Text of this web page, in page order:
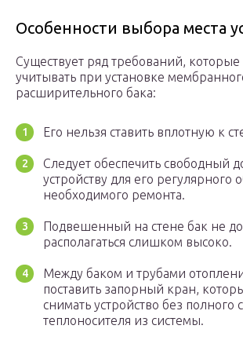
Особенности выбора места
Существует ряд требований,
учитывать при установке
расширительного бака:
Его нельзя ставить вплотную к
Следует обеспечить свободный
устройству для его регулярного
необходимого ремонта.
Подвешенный на стене бак не
располагаться слишком высоко.
Между баком и трубами
поставить запорный кран,
снимать устройство без полного
теплоносителя из системы.